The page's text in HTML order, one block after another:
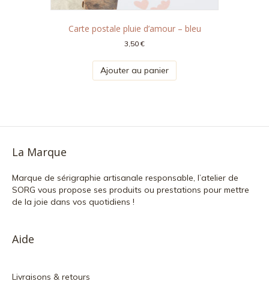
Carte postale pluie d’amour – bleu
3,50€
Ajouter au panier
La Marque
Marque de sérigraphie artisanale responsable, l’atelier de
SORG vous propose ses produits ou prestations pour mettre
de la joie dans vos quotidiens !
Aide
Livraisons & retours